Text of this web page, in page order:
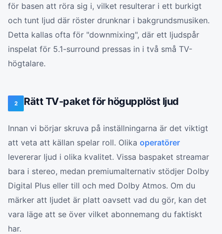
för basen att röra sig i, vilket resulterar i ett burkigt
och tunt ljud där röster drunknar i bakgrundsmusiken.
Detta kallas ofta för "downmixing", där ett ljudspår
inspelat för 5.1-surround pressas in i två små TV-
högtalare.
2 Rätt TV-paket för högupplöst ljud
Innan vi börjar skruva på inställningarna är det viktigt
att veta att källan spelar roll. Olika operatörer
levererar ljud i olika kvalitet. Vissa baspaket streamar
bara i stereo, medan premiumalternativ stödjer Dolby
Digital Plus eller till och med Dolby Atmos. Om du
märker att ljudet är platt oavsett vad du gör, kan det
vara läge att se över vilket abonnemang du faktiskt
har.